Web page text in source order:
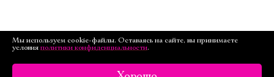
Мы используем cookie-файлы. Оставаясь на сайте, вы принимаете
условия политики конфиденциальности.